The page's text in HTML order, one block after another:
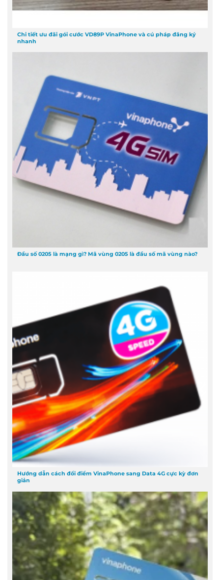
Chi tiết ưu đãi gói cước VD89P VinaPhone và cú pháp đăng ký
nhanh
Đầu số 0205 là mạng gì? Mã vùng 0205 là đầu số mã vùng nào?
Hướng dẫn cách đổi điểm VinaPhone sang Data 4G cực kỳ đơn
giản